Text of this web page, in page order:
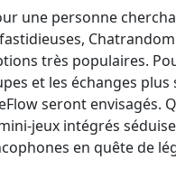
une personne
très populaires.
et les échanges
seront envisagés.
jeux intégrés
en quête de